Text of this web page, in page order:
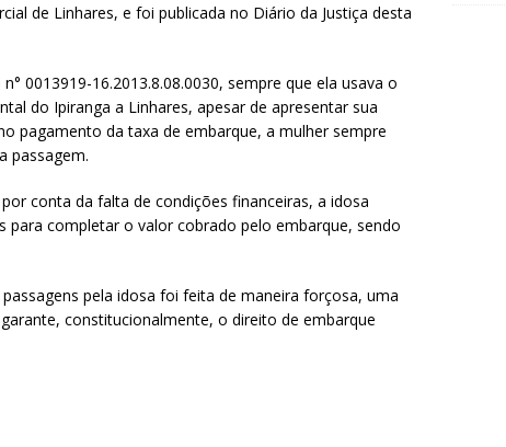
de Linhares, e foi publicada no Diário da Justiça desta
0013919-16.2013.8.08.0030, sempre que ela usava o
do Ipiranga a Linhares, apesar de apresentar sua
pagamento da taxa de embarque, a mulher sempre
passagem.
conta da falta de condições financeiras, a idosa
para completar o valor cobrado pelo embarque, sendo
pela idosa foi feita de maneira forçosa, uma
constitucionalmente, o direito de embarque